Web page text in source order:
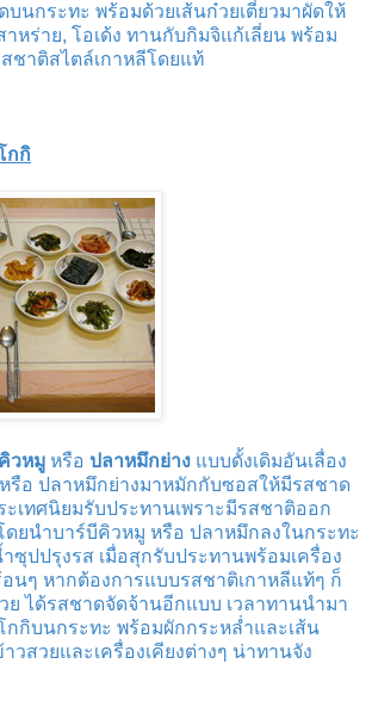
นกระทะ พร้อมด้วยเส้นก๋วยเตี๋ยวมาผัดให้
หร่าย, โอเด้ง ทานกับกิมจิแก้เลี่ยน พร้อม
ชาติสไตล์เกาหลีโดยแท้
กกิ
วหมู หรือ ปลาหมึกย่าง แบบดั้งเดิมอันเลื่อง
รือ ปลาหมึกย่างมาหมักกับซอสให้มีรสชาด
เทศนิยมรับประทานเพราะมีรสชาติออก
ดยนำบาร์บีคิวหมู หรือ ปลาหมึกลงในกระทะ
ซุปปรุงรส เมื่อสุกรับประทานพร้อมเครื่อง
อนๆ หากต้องการแบบรสชาติเกาหลีแท้ๆ ก็
ย ได้รสชาดจัดจ้านอีกแบบ เวลาทานนำมา
กิบนกระทะ พร้อมผักกระหล่ำและเส้น
วสวยและเครื่องเคียงต่างๆ น่าทานจัง